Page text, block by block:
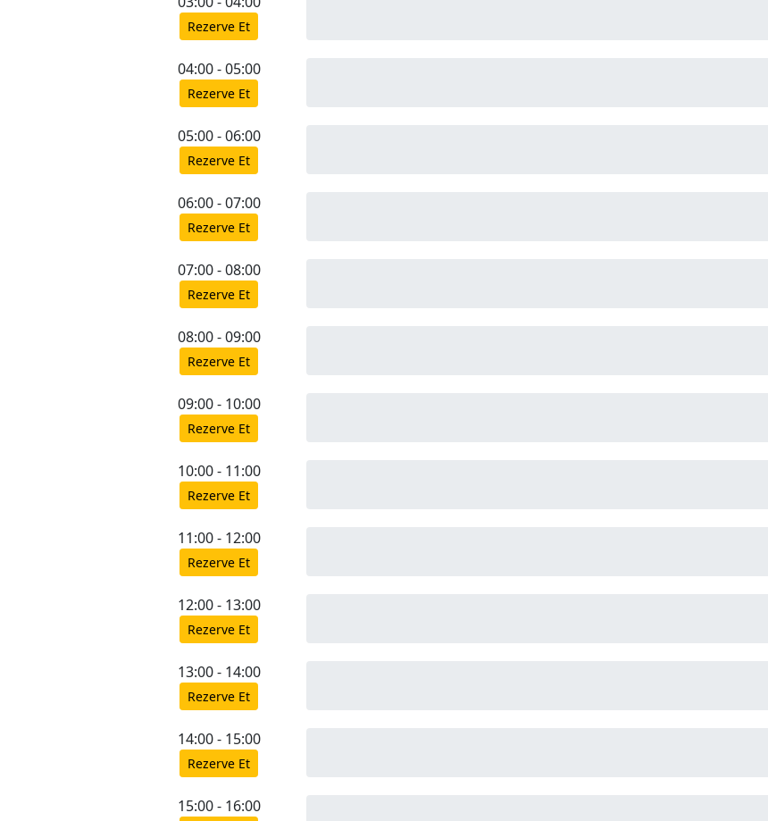
Rezerve Et
04:00 - 05:00
Rezerve Et
05:00 - 06:00
Rezerve Et
06:00 - 07:00
Rezerve Et
07:00 - 08:00
Rezerve Et
08:00 - 09:00
Rezerve Et
09:00 - 10:00
Rezerve Et
10:00 - 11:00
Rezerve Et
11:00 - 12:00
Rezerve Et
12:00 - 13:00
Rezerve Et
13:00 - 14:00
Rezerve Et
14:00 - 15:00
Rezerve Et
15:00 - 16:00